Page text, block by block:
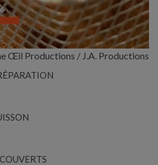
Œil Productions / J.A. Productions